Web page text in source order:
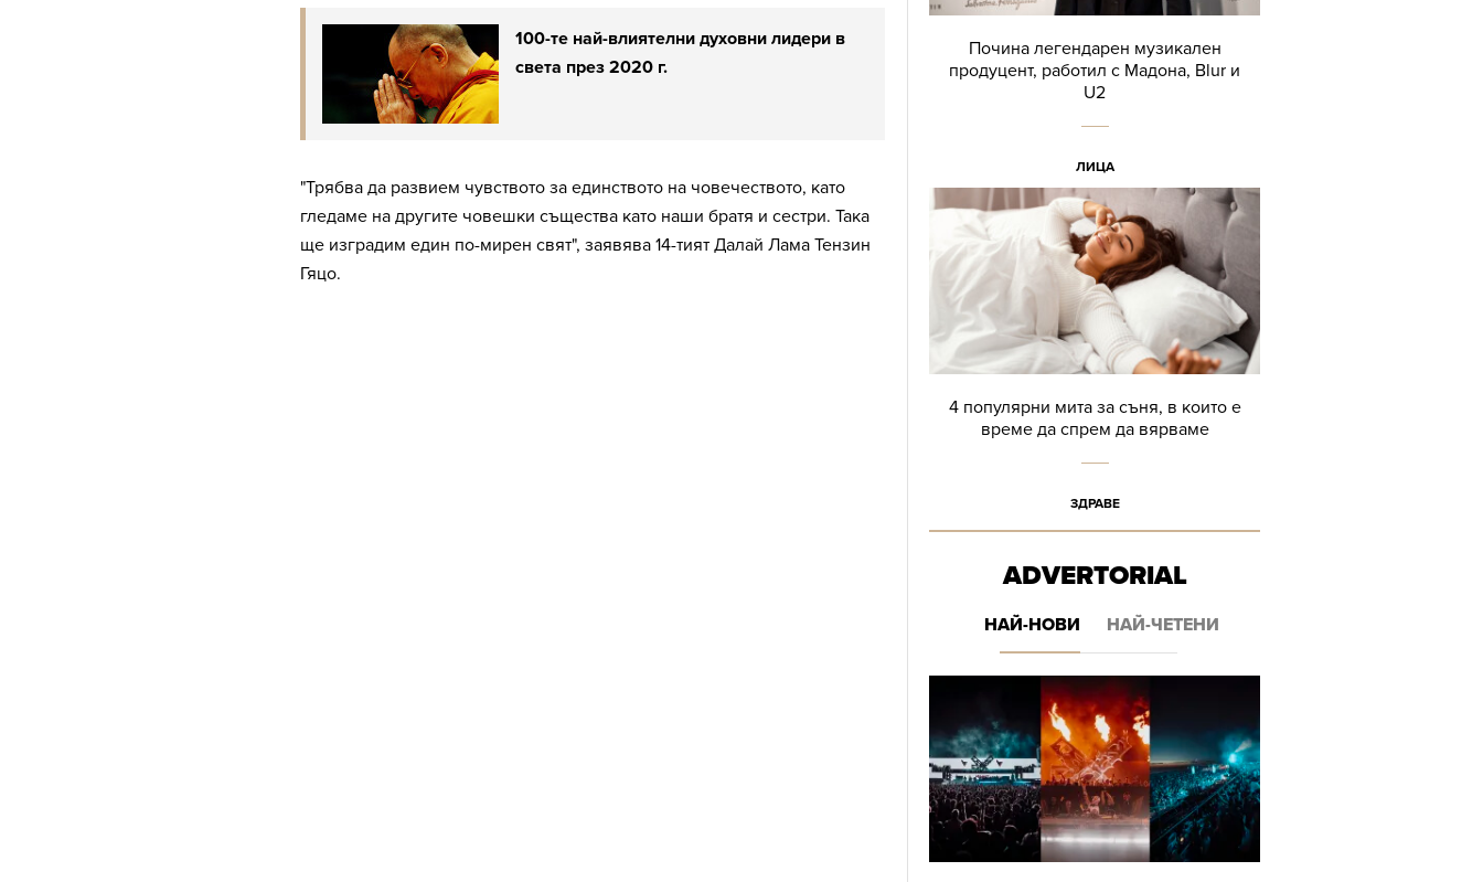
100-те най-влиятелни духовни лидери в
света през 2020 г.
"Трябва да развием чувството за единството на човечеството, като
гледаме на другите човешки същества като наши братя и сестри. Така
ще изградим един по-мирен свят", заявява 14-тият Далай Лама Тензин
Гяцо.
Почина легендарен музикален
продуцент, работил с Мадона, Blur и
U2
ЛИЦА
4 популярни мита за съня, в които е
време да спрем да вярваме
ЗДРАВЕ
ADVERTORIAL
НАЙ-НОВИ НАЙ-ЧЕТЕНИ